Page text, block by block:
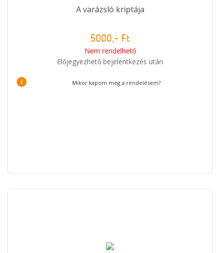
A varázsló kriptája
5000,- Ft
Nem rendelhető
Előjegyezhető bejelentkezés után
i Mikor kapom meg a rendelésem?